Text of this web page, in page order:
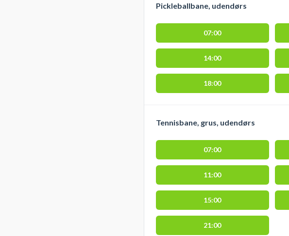
Pickleballbane, udendørs
07:00
14:00
18:00
Tennisbane, grus, udendørs
07:00
11:00
15:00
21:00